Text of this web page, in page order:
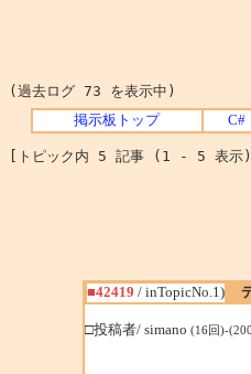
(過去ログ 73 を表示中)
掲示板トップ C#
[トピック内 5 記事 (1 - 5 表
■42419 / inTopicNo.1)
□投稿者/ simano (16回)-